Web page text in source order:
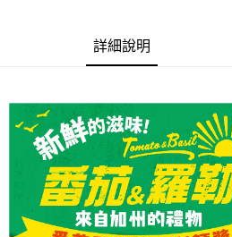
１．簡單：不需註冊會員、不需綁卡、不需
２．便利：只要手機號碼，簡訊認證，即可
３．安心：先確認商品／服務後，再付款。
【「AFTEE先享後付」結帳流程】
１．於結帳方式選擇「AFTEE先享後付」後
結帳頁面，進行簡訊認證並確認金額後，即
２．訂單成立數日內，您將收到繳費通知簡
３．收到繳費通知簡訊後14天內，點擊此
ATM／網路銀行／等多元方式進行付款，方
※ 請注意：結帳手續完成當下不需立刻繳費
購買商品的店家。未經商家同意取消之訂單
後付繳納相關費用。
每筆NT$120，滿NT$899(含以上)免運費
詳細說明